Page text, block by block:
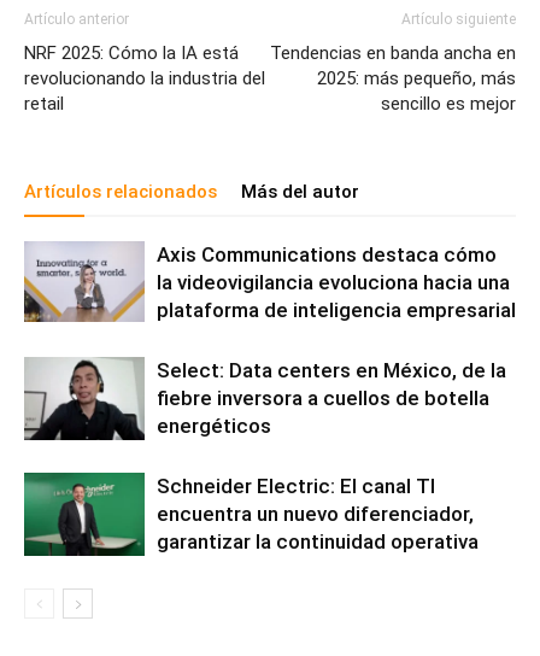
Artículo anterior
NRF 2025: Cómo la IA está
revolucionando la industria del
retail
Artículo siguiente
Tendencias en banda ancha en
2025: más pequeño, más
sencillo es mejor
Artículos relacionados Más del autor
Axis Communications destaca cómo
la videovigilancia evoluciona hacia una
plataforma de inteligencia empresarial
Select: Data centers en México, de la
fiebre inversora a cuellos de botella
energéticos
Schneider Electric: El canal TI
encuentra un nuevo diferenciador,
garantizar la continuidad operativa